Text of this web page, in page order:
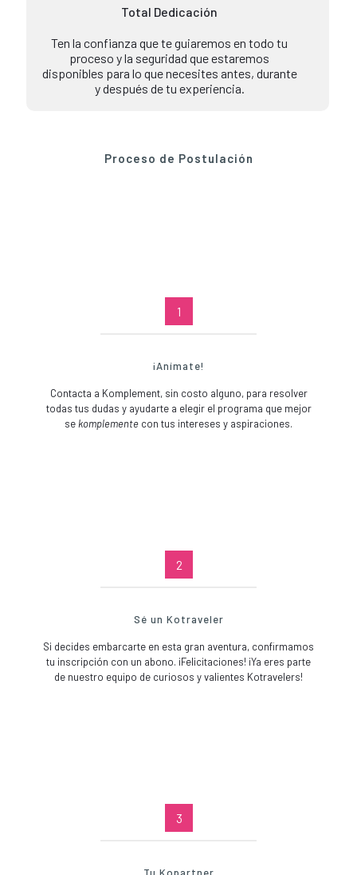
Total Dedicación
Ten la confianza que te guiaremos en todo tu
proceso y la seguridad que estaremos
disponibles para lo que necesites antes, durante
y después de tu experiencia.
Proceso de Postulación
1
¡Anímate!
Contacta a Komplement, sin costo alguno, para resolver
todas tus dudas y ayudarte a elegir el programa que mejor
se komplemente con tus intereses y aspiraciones.
2
Sé un Kotraveler
Si decides embarcarte en esta gran aventura, confirmamos
tu inscripción con un abono. ¡Felicitaciones! ¡Ya eres parte
de nuestro equipo de curiosos y valientes Kotravelers!
3